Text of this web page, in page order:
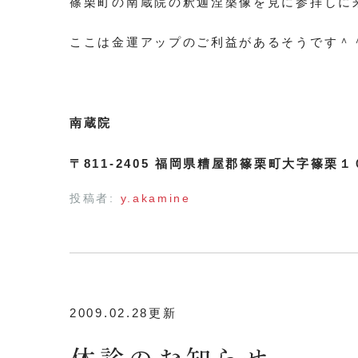
ここは金運アップのご利益があるそうです＾
南蔵院
〒811-2405 福岡県糟屋郡篠栗町大字篠栗１
投稿者: y.akamine
2009.02.28更新